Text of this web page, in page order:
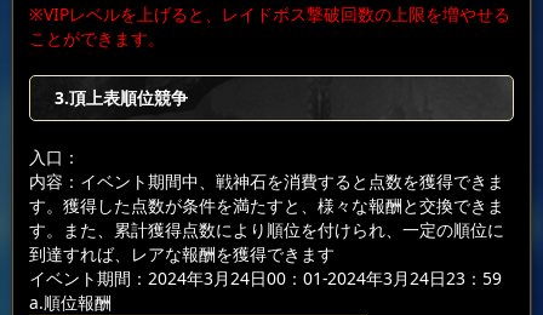
※VIPレベルを上げると、レイドボス撃破回数の上限を増やせる
ことができます。
3.頂上表順位競争
入口：
内容：イベント期間中、戦神石を消費すると点数を獲得できま
す。獲得した点数が条件を満たすと、様々な報酬と交換できま
す。また、累計獲得点数により順位を付けられ、一定の順位に
到達すれば、レアな報酬を獲得できます
イベント期間：2024年3月24日00：01-2024年3月24日23：59
a.順位報酬